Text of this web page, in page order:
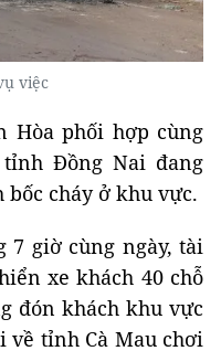
việc
Hòa phối hợp cùng
tỉnh Đồng Nai đang
cháy ở khu vực.
7 giờ cùng ngày, tài
xe khách 40 chỗ
đón khách khu vực
về tỉnh Cà Mau chơi